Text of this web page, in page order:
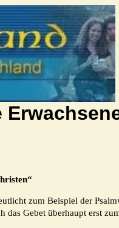
“
zum Beispiel der
Gebet überhaupt erst